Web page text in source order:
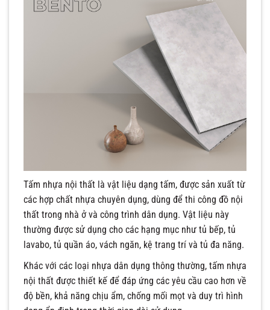
Tấm nhựa nội thất là vật liệu dạng tấm, được sản xuất từ
các hợp chất nhựa chuyên dụng, dùng để thi công đồ nội
thất trong nhà ở và công trình dân dụng. Vật liệu này
thường được sử dụng cho các hạng mục như tủ bếp, tủ
lavabo, tủ quần áo, vách ngăn, kệ trang trí và tủ đa năng.
Khác với các loại nhựa dân dụng thông thường, tấm nhựa
nội thất được thiết kế để đáp ứng các yêu cầu cao hơn về
độ bền, khả năng chịu ẩm, chống mối mọt và duy trì hình